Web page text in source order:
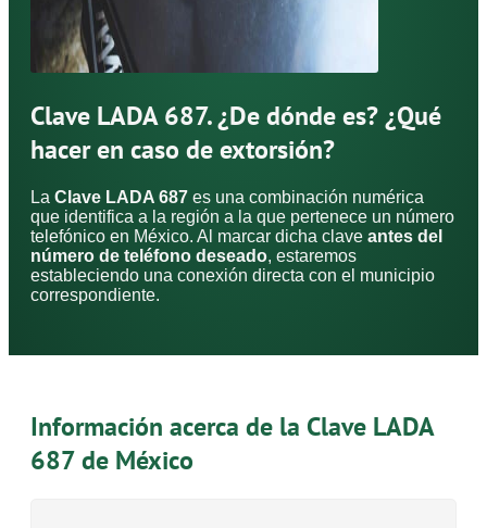
Clave LADA 687. ¿De dónde es? ¿Qué
hacer en caso de extorsión?
La Clave LADA 687 es una combinación numérica
que identifica a la región a la que pertenece un número
telefónico en México. Al marcar dicha clave antes del
número de teléfono deseado, estaremos
estableciendo una conexión directa con el municipio
correspondiente.
Información acerca de la Clave LADA
687 de México